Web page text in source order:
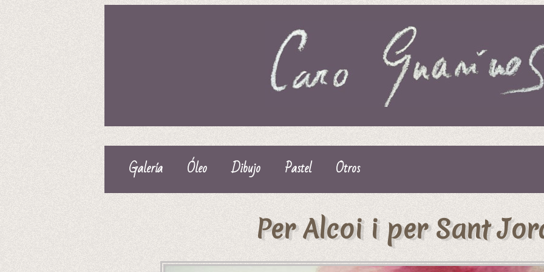
Galería Óleo Dibujo Pastel Otros
Per Alcoi i per Sant